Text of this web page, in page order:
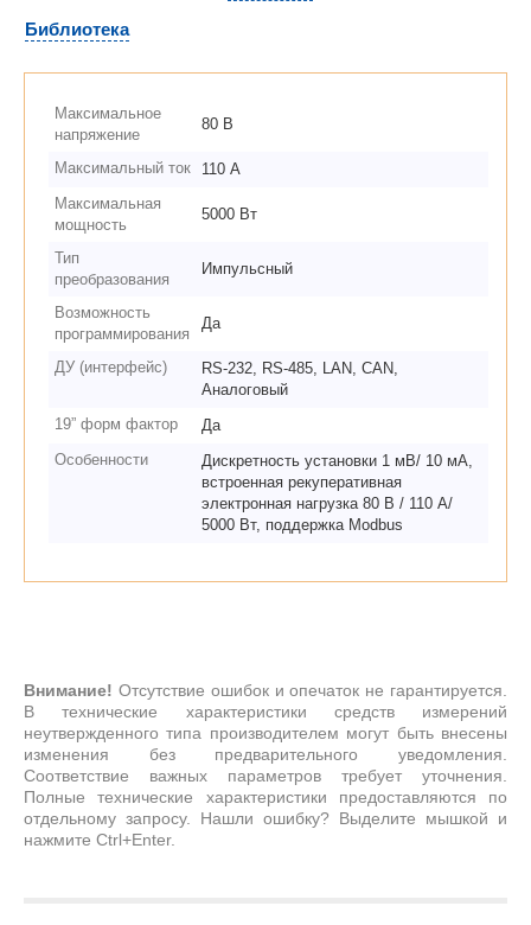
Библиотека
Максимальное
напряжение
80 В
Максимальный ток
110 А
Максимальная
мощность
5000 Вт
Тип
преобразования
Импульсный
Возможность
программирования
Да
ДУ (интерфейс)
RS-232, RS-485, LAN, CAN,
Аналоговый
19” форм фактор
Да
Особенности
Дискретность установки 1 мВ/ 10 мА,
встроенная рекуперативная
электронная нагрузка 80 В / 110 А/
5000 Вт, поддержка Modbus
Внимание! Отсутствие ошибок и опечаток не гарантируется.
В технические характеристики средств измерений
неутвержденного типа производителем могут быть внесены
изменения без предварительного уведомления.
Соответствие важных параметров требует уточнения.
Полные технические характеристики предоставляются по
отдельному запросу. Нашли ошибку? Выделите мышкой и
нажмите Ctrl+Enter.